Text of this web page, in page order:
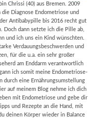
Chrissi (40) aus Bremen. 2009
Diagnose Endometriose und
Antibabypille bis 2016 recht gut
Doch dann setzte ich die Pille ab,
und ich uns ein Kind wünschten.
Verdauungsbeschwerden und
für die u.a. ein sehr großer
am Enddarm verantwortlich
ich somit meine Endometriose-
durch eine Ernährungsumstellung
auf meinem Blog nehme ich dich
mit Endometriose und gebe dir
und Rezepte an die Hand, mit
deinen Körper wieder in Balance